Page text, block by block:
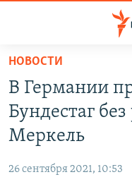
Вернуться
основному
содержанию
Вернутся
главной
СПЕЦПРОЕКТЫ
ВОДА
НОВОСТИ
В Германии
Бундестаг
Меркель
26 сентября 2021, 10:53